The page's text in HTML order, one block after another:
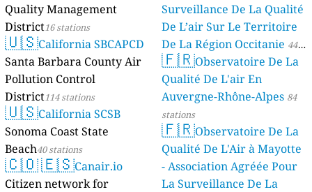
Quality Management
District16 stations
🇺🇸California SBCAPCD
Santa Barbara County Air
Pollution Control
District114 stations
🇺🇸California SCSB
Sonoma Coast State
Beach40 stations
🇨🇴🇪🇸Canair.io
Citizen network for
Surveillance De La Qualité
De L’air Sur Le Territoire
De La Région Occitanie 44
stations
🇫🇷Observatoire De La
Qualité De L'air En
Auvergne-Rhône-Alpes 84
stations
🇫🇷Observatoire De La
Qualité De L'Air à Mayotte
- Association Agréée Pour
La Surveillance De La